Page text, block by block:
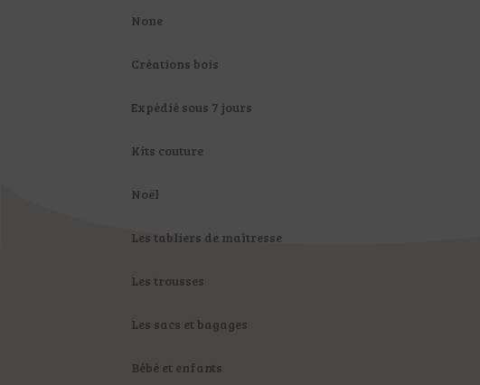
None
Créations bois
Expédié sous 7 jours
Kits couture
Noël
Les tabliers de maîtresse
Les trousses
Les sacs et bagages
Bébé et enfants